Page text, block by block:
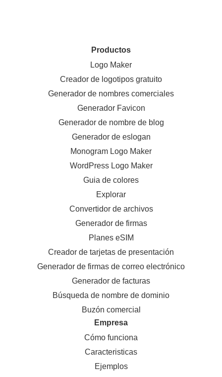
Productos
Logo Maker
Creador de logotipos gratuito
Generador de nombres comerciales
Generador Favicon
Generador de nombre de blog
Generador de eslogan
Monogram Logo Maker
WordPress Logo Maker
Guia de colores
Explorar
Convertidor de archivos
Generador de firmas
Planes eSIM
Creador de tarjetas de presentación
Generador de firmas de correo electrónico
Generador de facturas
Búsqueda de nombre de dominio
Buzón comercial
Empresa
Cómo funciona
Caracteristicas
Ejemplos